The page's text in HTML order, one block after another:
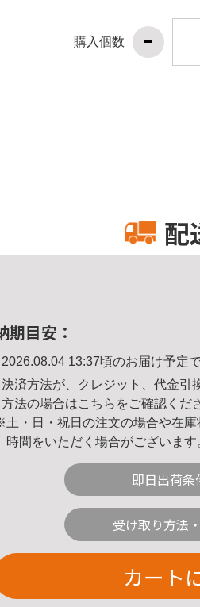
購入個数
配
期目安：
2026.08.04 13:37頃のお届け予定で
決済方法が、クレジット、代金引
方法の場合はこちら をご確認くだ
土・日・祝日の注文の場合や在
時間をいただく場合がございます
即日出荷条
受け取り方法
カート